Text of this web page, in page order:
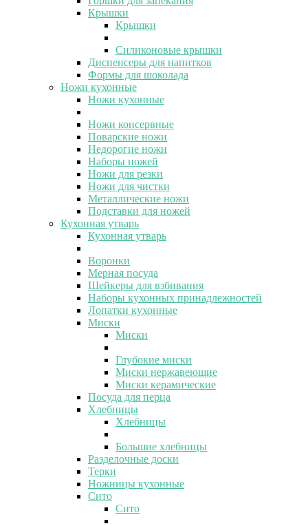
Крышки
Крышки
Силиконовые крышки
Диспенсеры для напитков
Формы для шоколада
Ножи кухонные
Ножи кухонные
Ножи консервные
Поварские ножи
Недорогие ножи
Наборы ножей
Ножи для резки
Ножи для чистки
Металлические ножи
Подставки для ножей
Кухонная утварь
Кухонная утварь
Воронки
Мерная посуда
Шейкеры для взбивания
Наборы кухонных принадлежностей
Лопатки кухонные
Миски
Миски
Глубокие миски
Миски нержавеющие
Миски керамические
Посуда для перца
Хлебницы
Хлебницы
Большие хлебницы
Разделочные доски
Терки
Ножницы кухонные
Сито
Сито